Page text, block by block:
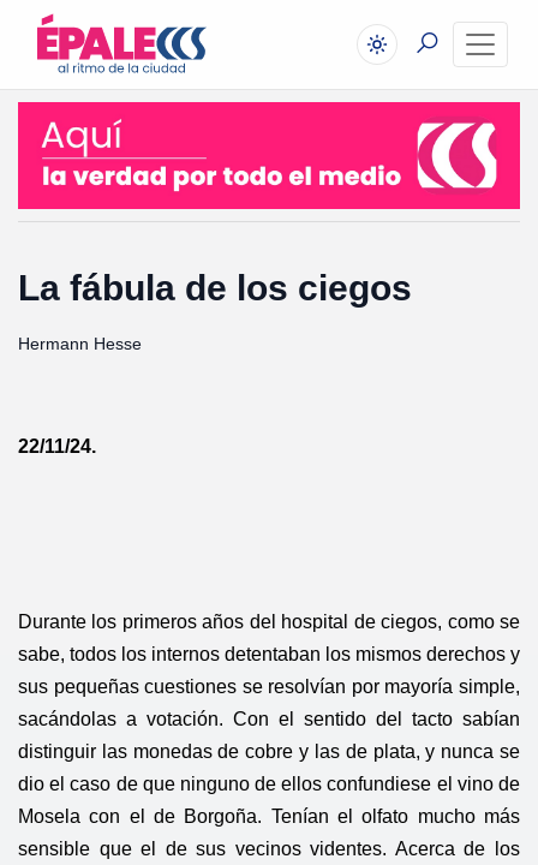
La fábula de los ciegos
Hermann Hesse
22/11/24.
Durante los primeros años del hospital de ciegos, como se
sabe, todos los internos detentaban los mismos derechos y
sus pequeñas cuestiones se resolvían por mayoría simple,
sacándolas a votación. Con el sentido del tacto sabían
distinguir las monedas de cobre y las de plata, y nunca se
dio el caso de que ninguno de ellos confundiese el vino de
Mosela con el de Borgoña. Tenían el olfato mucho más
sensible que el de sus vecinos videntes. Acerca de los